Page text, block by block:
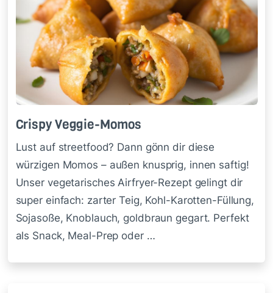
Cris­py Ve­ggie-Mo­mos
Lust auf streetfood? Dann gönn dir diese
würzigen Momos – außen knusprig, innen saftig!
Unser vegetarisches Airfryer-Rezept gelingt dir
super einfach: zarter Teig, Kohl-Karotten-Füllung,
Sojasoße, Knoblauch, goldbraun gegart. Perfekt
als Snack, Meal-Prep oder …